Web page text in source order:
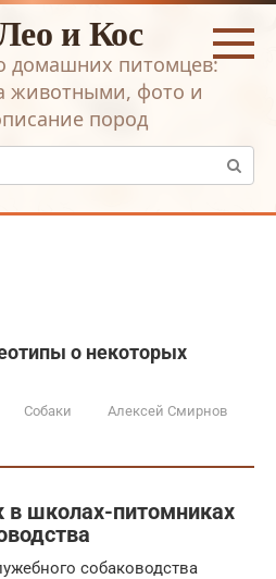
и Кос
домашних питомцев:
животными, фото и
пород
о некоторых
Собаки Алексей Смирнов
в школах-питомниках
собаководства